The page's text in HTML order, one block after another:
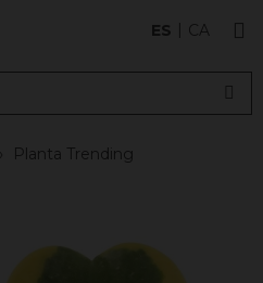
ES CA
Planta Trending